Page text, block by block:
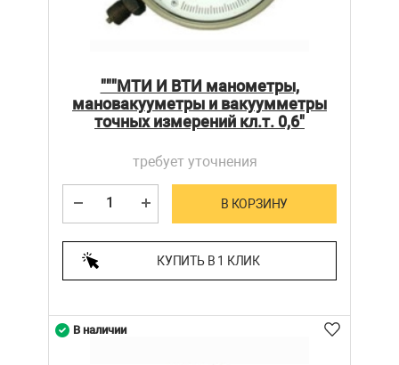
"""МТИ И ВТИ манометры,
мановакууметры и вакуумметры
точных измерений кл.т. 0,6"
требует уточнения
В КОРЗИНУ
КУПИТЬ В 1 КЛИК
В наличии